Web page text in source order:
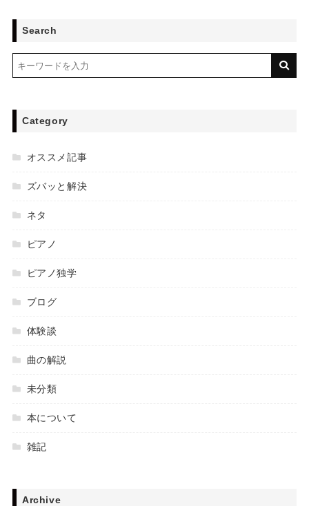
Search
Category
オススメ記事
ズバッと解決
ネタ
ピアノ
ピアノ独学
ブログ
体験談
曲の解説
未分類
本について
雑記
Archive